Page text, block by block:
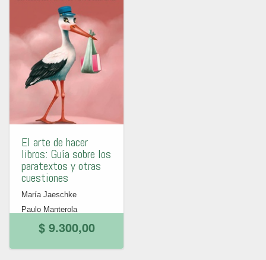
El arte de hacer
libros: Guía sobre los
paratextos y otras
cuestiones
María Jaeschke
Paulo Manterola
$ 9.300,00